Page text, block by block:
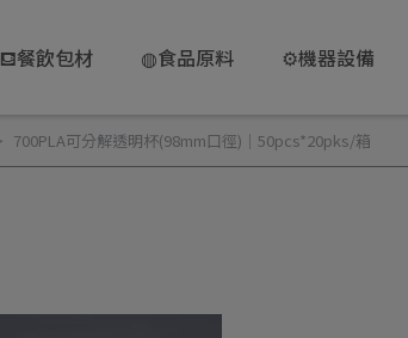
⛾餐飲包材 ◍食品原料 ⚙️機器設備
700PLA可分解透明杯(98mm口徑)｜50pcs*20pks/箱